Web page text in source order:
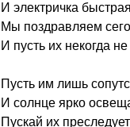
И электричка
Мы поздравляем
И пусть их некогда
Пусть им лишь
И солнце ярко
Пускай их